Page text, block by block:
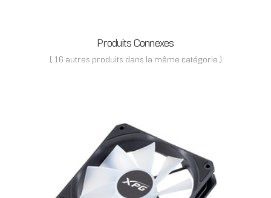
Produits Connexes
( 16 autres produits dans la même catégorie )